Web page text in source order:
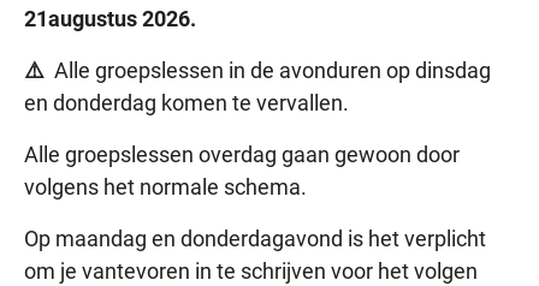
21augustus 2026.
⚠️ Alle groepslessen in de avonduren op dinsdag
en donderdag komen te vervallen.
Alle groepslessen overdag gaan gewoon door
volgens het normale schema.
Op maandag en donderdagavond is het verplicht
om je vantevoren in te schrijven voor het volgen